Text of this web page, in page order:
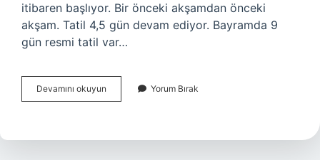
itibaren başlıyor. Bir önceki akşamdan önceki
akşam. Tatil 4,5 gün devam ediyor. Bayramda 9
gün resmi tatil var…
Devamını okuyun
Bayram
Gün
Yorum Bırak